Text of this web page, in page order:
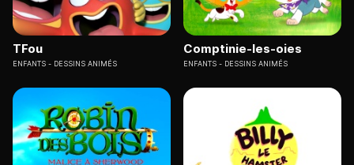
TFou
ENFANTS DESSINS ANIMÉS
Comptinie-les-oies
ENFANTS DESSINS ANIMÉS